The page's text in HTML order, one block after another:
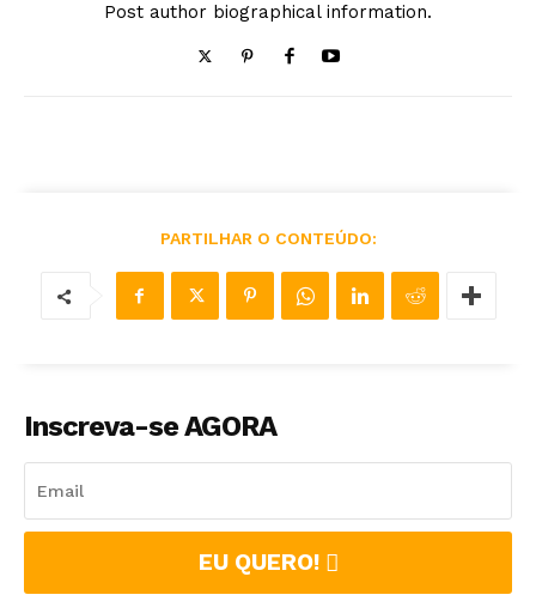
Post author biographical information.
PARTILHAR O CONTEÚDO:
Inscreva-se AGORA
EU QUERO!